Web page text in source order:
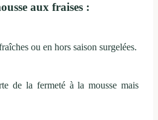
aux fraises :
ou en hors saison surgelées.
de la fermeté à la mousse mais